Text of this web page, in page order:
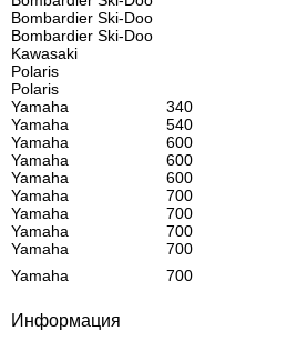
Bombardier Ski-Doo
Bombardier Ski-Doo
Kawasaki
Polaris
Polaris
Yamaha
340
Yamaha
540
Yamaha
600
Yamaha
600
Yamaha
600
Yamaha
700
Yamaha
700
Yamaha
700
Yamaha
700
Yamaha
700
Информация